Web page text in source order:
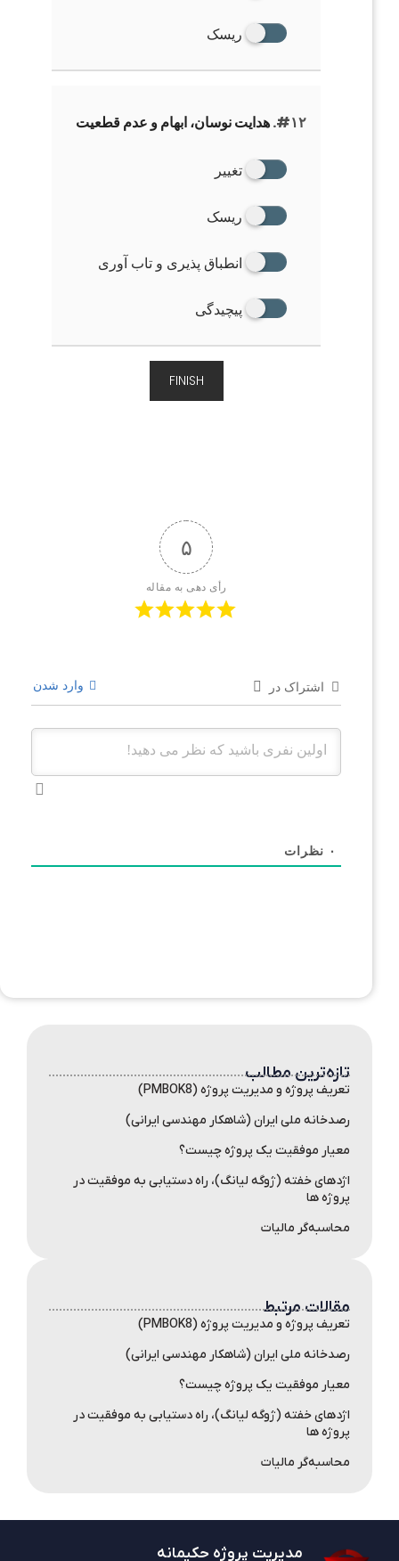
ریسک
#۱۲. هدایت نوسان، ابهام و عدم قطعیت
تغییر
ریسک
انطباق پذیری و تاب آوری
پیچیدگی
FINISH
۵
رأی دهی به مقاله
اشتراک در وارد شدن
۰ نظرات
تازه‌ترین مطالب
تعریف پروژه و مدیریت پروژه (PMBOK8)
رصدخانه ملی ایران (شاهکار مهندسی ایرانی)
معیار موفقیت یک پروژه چیست؟
اژدهای خفته (ژوگه لیانگ)، راه دستیابی به موفقیت در
پروژه ها
محاسبه‌گر مالیات
مقالات مرتبط
تعریف پروژه و مدیریت پروژه (PMBOK8)
رصدخانه ملی ایران (شاهکار مهندسی ایرانی)
معیار موفقیت یک پروژه چیست؟
اژدهای خفته (ژوگه لیانگ)، راه دستیابی به موفقیت در
پروژه ها
محاسبه‌گر مالیات
مدیریت پروژه حکیمانه